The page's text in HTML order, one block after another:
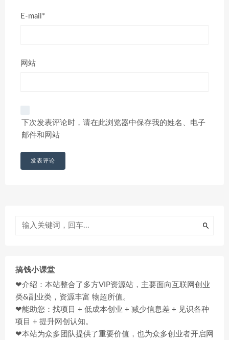
E-mail*
网站
下次发表评论时，请在此浏览器中保存我的姓名、电子
邮件和网站
搞钱小课堂
❤介绍：本站整合了多方VIP资源站，主要面向互联网创业
类&副业类，资源丰富 物超所值。
❤能助您：找项目 + 低成本创业 + 减少信息差 + 见识各种
项目 + 提升网创认知。
❤本站为众多团队提供了重要价值，也为众多创业者开启网